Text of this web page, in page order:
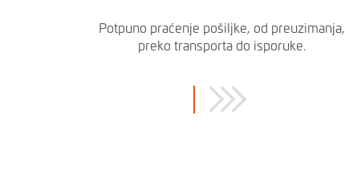
Potpuno praćenje pošiljke, od preuzimanja,
preko transporta do isporuke.